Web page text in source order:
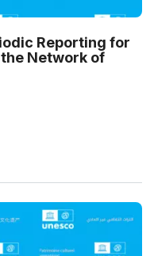
Reporting for
Network of